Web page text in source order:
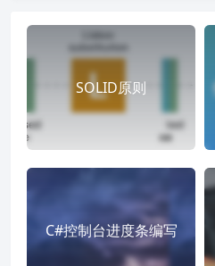
SOLID原则
C#控制台进度条编写